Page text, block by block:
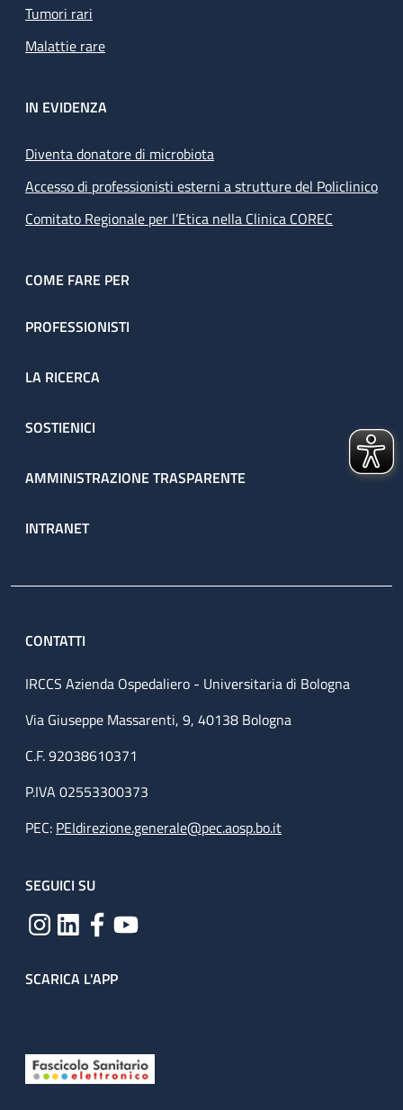
Tumori rari
Malattie rare
IN EVIDENZA
Diventa donatore di microbiota
Accesso di professionisti esterni a strutture del Policlinico
Comitato Regionale per l’Etica nella Clinica COREC
COME FARE PER
PROFESSIONISTI
LA RICERCA
SOSTIENICI
AMMINISTRAZIONE TRASPARENTE
INTRANET
CONTATTI
IRCCS Azienda Ospedaliero - Universitaria di Bologna
Via Giuseppe Massarenti, 9, 40138 Bologna
C.F. 92038610371
P.IVA 02553300373
PEC: PEIdirezione.generale@pec.aosp.bo.it
SEGUICI SU
SCARICA L'APP